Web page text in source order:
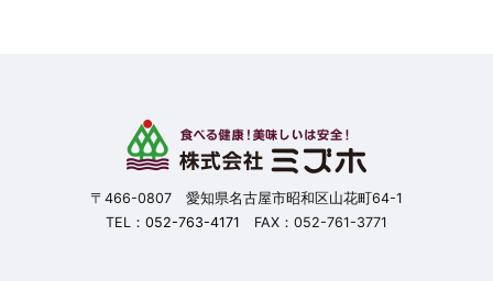
〒466-0807 愛知県名古屋市昭和区山花町64-1
TEL： 052-763-4171 FAX：052-761-3771